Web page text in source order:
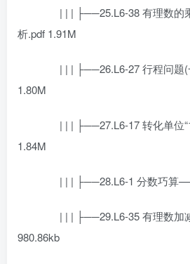
| | | ├──25.L6-38 有理数的
析.pdf 1.91M
| | | ├──26.L6-27 行程问题
1.80M
| | | ├──27.L6-17 转化单位
1.84M
| | | ├──28.L6-1 分数巧算
| | | ├──29.L6-35 有理数加
980.86kb